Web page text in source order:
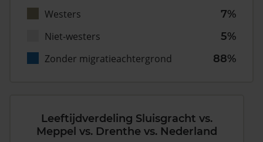
Westers
7%
Niet-westers
5%
Zonder migratieachtergrond
88%
Leeftijdverdeling Sluisgracht vs.
Meppel vs. Drenthe vs. Nederland